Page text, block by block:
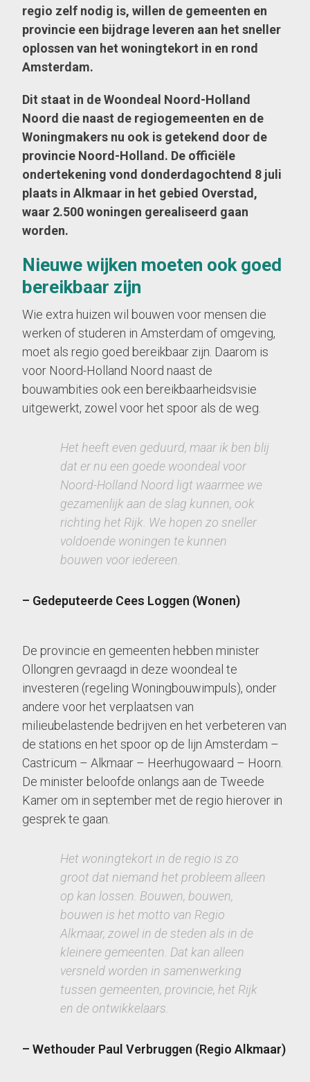
regio zelf nodig is, willen de gemeenten en
provincie een bijdrage leveren aan het sneller
oplossen van het woningtekort in en rond
Amsterdam.
Dit staat in de Woondeal Noord-Holland
Noord die naast de regiogemeenten en de
Woningmakers nu ook is getekend door de
provincie Noord-Holland. De officiële
ondertekening vond donderdagochtend 8 juli
plaats in Alkmaar in het gebied Overstad,
waar 2.500 woningen gerealiseerd gaan
worden.
Nieuwe wijken moeten ook goed
bereikbaar zijn
Wie extra huizen wil bouwen voor mensen die
werken of studeren in Amsterdam of omgeving,
moet als regio goed bereikbaar zijn. Daarom is
voor Noord-Holland Noord naast de
bouwambities ook een bereikbaarheidsvisie
uitgewerkt, zowel voor het spoor als de weg.
Het heeft even geduurd, maar ik ben blij
dat er nu een goede woondeal voor
Noord-Holland Noord ligt waarmee we
gezamenlijk aan de slag kunnen, ook
richting het Rijk. We hopen zo sneller
voldoende woningen te kunnen
bouwen voor iedereen.
– Gedeputeerde Cees Loggen (Wonen)
De provincie en gemeenten hebben minister
Ollongren gevraagd in deze woondeal te
investeren (regeling Woningbouwimpuls), onder
andere voor het verplaatsen van
milieubelastende bedrijven en het verbeteren van
de stations en het spoor op de lijn Amsterdam –
Castricum – Alkmaar – Heerhugowaard – Hoorn.
De minister beloofde onlangs aan de Tweede
Kamer om in september met de regio hierover in
gesprek te gaan.
Het woningtekort in de regio is zo
groot dat niemand het probleem alleen
op kan lossen. Bouwen, bouwen,
bouwen is het motto van Regio
Alkmaar, zowel in de steden als in de
kleinere gemeenten. Dat kan alleen
versneld worden in samenwerking
tussen gemeenten, provincie, het Rijk
en de ontwikkelaars.
– Wethouder Paul Verbruggen (Regio Alkmaar)